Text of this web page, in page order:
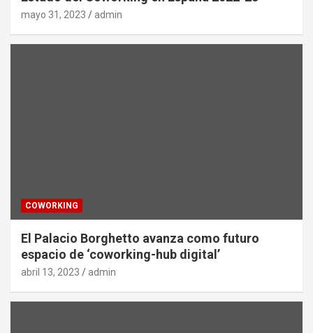
mayo 31, 2023 admin
COWORKING
El Palacio Borghetto avanza como futuro
espacio de ‘coworking-hub digital’
abril 13, 2023 admin